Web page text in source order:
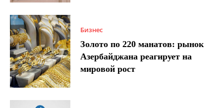
Бизнес
Золото по 220 манатов: рынок
Азербайджана реагирует на
мировой рост